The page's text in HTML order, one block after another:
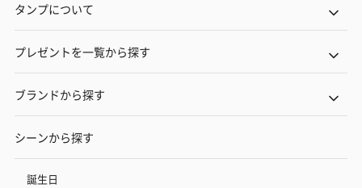
タンプについて
プレゼントを一覧から探す
ブランドから探す
シーンから探す
誕生日